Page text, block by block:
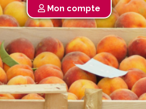
Mon compte